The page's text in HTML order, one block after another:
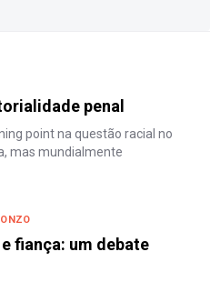
penal
point na questão racial no
mas mundialmente
fiança: um debate